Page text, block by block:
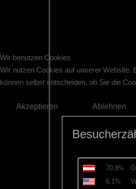
70,8%
6,1%
Wir benutzen Cookies
Wir nutzen Cookies auf unserer Website.
können selbst entscheiden, ob Sie die
Akzeptieren
Ablehnen